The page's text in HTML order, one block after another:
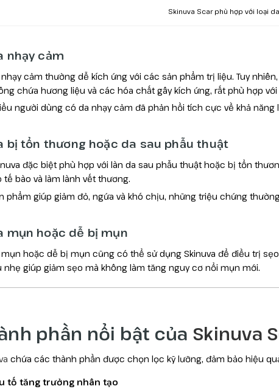
Skinuva Scar phù hợp với loại
nhạy cảm
nhạy cảm thường dễ kích ứng với các sản phẩm trị liệu. Tuy
chứa hương liệu và các hóa chất gây kích ứng, rất phù hợp với
người dùng có da nhạy cảm đã phản hồi tích cực về khả năng
bị tổn thương hoặc da sau phẫu thuật
đặc biệt phù hợp với làn da sau phẫu thuật hoặc bị tổn
tế bào và làm lành vết thương.
phẩm giúp giảm đỏ, ngứa và khó chịu, những triệu chứng
mụn hoặc dễ bị mụn
mụn hoặc dễ bị mụn cũng có thể sử dụng Skinuva để điều trị
nhẹ giúp giảm sẹo mà không làm tăng nguy cơ nổi mụn mới.
phần nổi bật của Skinuva
chứa các thành phần được chọn lọc kỹ lưỡng, đảm bảo hiệu
tố tăng trưởng nhân tạo